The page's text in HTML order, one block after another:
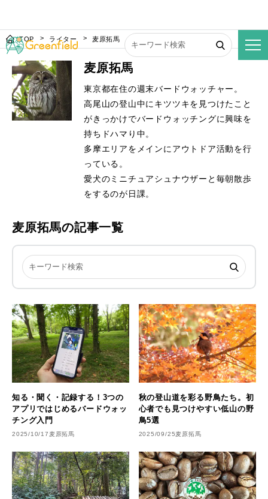
TOP ライター 麦原拓馬
麦原拓馬
東京都在住の週末バードウォッチャー。
高尾山の登山中にキツツキを見つけたこと
がきっかけでバードウォッチングに興味を
持ちドハマり中。
多摩エリアをメインにアウトドア活動を行
っている。
愛犬のミニチュアシュナウザーと毎朝散歩
をするのが日課。
麦原拓馬の記事一覧
知る・聞く・記録する！3つの
アプリではじめるバードウォッ
チング入門
2025/10/17 麦原拓馬
秋の登山道を彩る野鳥たち。初
心者でも見つけやすい低山の野
鳥5選
2025/09/25麦原拓馬